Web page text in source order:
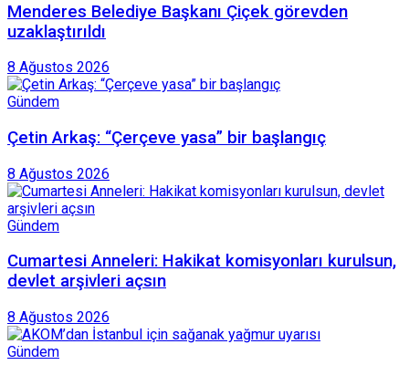
Menderes Belediye Başkanı Çiçek görevden
uzaklaştırıldı
8 Ağustos 2026
Gündem
Çetin Arkaş: “Çerçeve yasa” bir başlangıç
8 Ağustos 2026
Gündem
Cumartesi Anneleri: Hakikat komisyonları kurulsun,
devlet arşivleri açsın
8 Ağustos 2026
Gündem